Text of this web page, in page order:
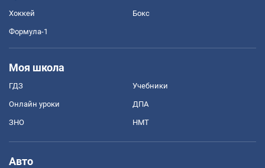
Хоккей Бокс
Формула-1
Моя школа
ГДЗ Учебники
Онлайн уроки ДПА
ЗНО НМТ
Авто